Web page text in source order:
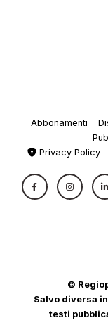
Abbonamenti
Privacy Policy
©
Salvo diversa
testi